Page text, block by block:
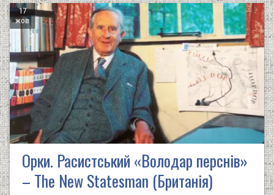
17
жов
Орки. Расистський «Володар перснів»
– The New Statesman (Британія)